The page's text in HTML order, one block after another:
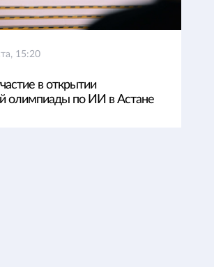
15:20
в открытии
олимпиады по ИИ в Астане